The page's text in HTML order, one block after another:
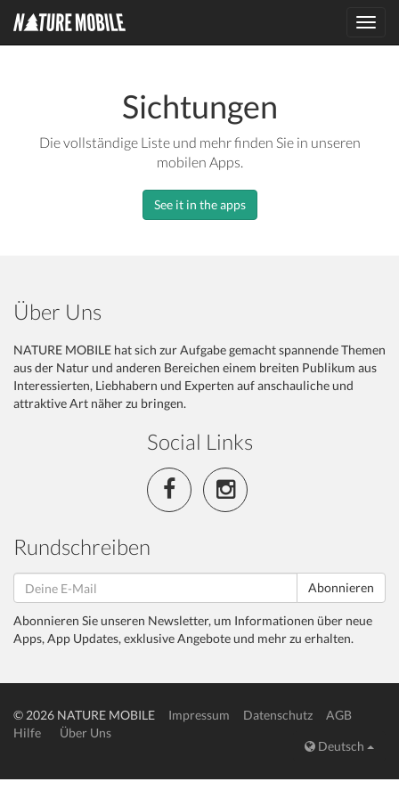
Sichtungen
Die vollständige Liste und mehr finden Sie in unseren
mobilen Apps.
See it in the apps
Über Uns
NATURE MOBILE hat sich zur Aufgabe gemacht spannende Themen
aus der Natur und anderen Bereichen einem breiten Publikum aus
Interessierten, Liebhabern und Experten auf anschauliche und
attraktive Art näher zu bringen.
Social Links
Rundschreiben
Abonnieren
Abonnieren Sie unseren Newsletter, um Informationen über neue
Apps, App Updates, exklusive Angebote und mehr zu erhalten.
© 2026 NATURE MOBILE Impressum Datenschutz
AGB
Hilfe
Über Uns
Deutsch